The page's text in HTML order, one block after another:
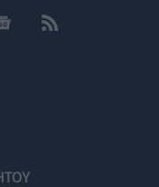
ένταξη του
ο κίνδυνος